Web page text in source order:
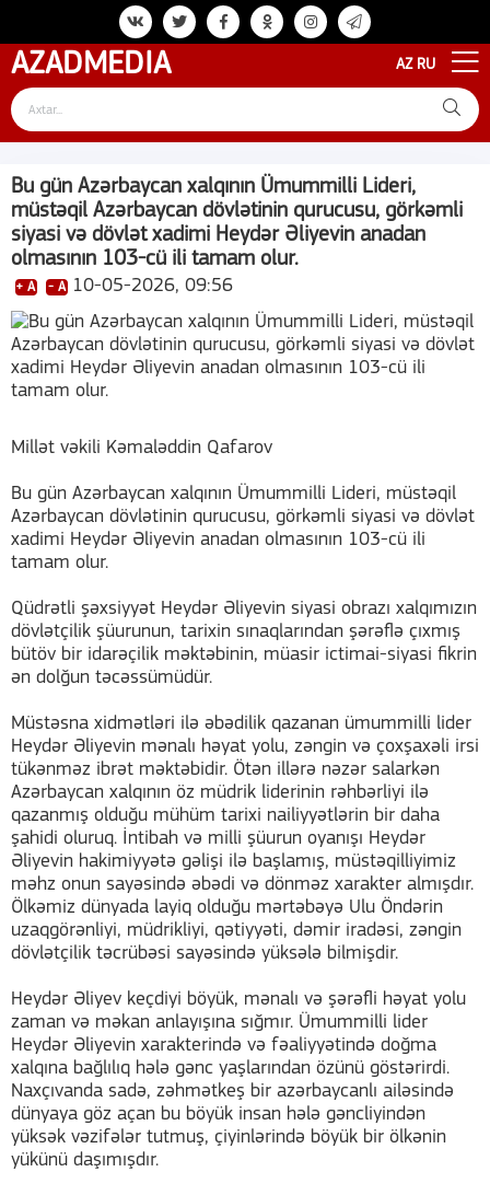
AZADMEDIA AZ RU
Bu gün Azərbaycan xalqının Ümummilli Lideri,
müstəqil Azərbaycan dövlətinin qurucusu, görkəmli
siyasi və dövlət xadimi Heydər Əliyevin anadan
olmasının 103-cü ili tamam olur.
+ A - A 10-05-2026, 09:56
Millət vəkili Kəmaləddin Qafarov
Bu gün Azərbaycan xalqının Ümummilli Lideri, müstəqil
Azərbaycan dövlətinin qurucusu, görkəmli siyasi və dövlət
xadimi Heydər Əliyevin anadan olmasının 103-cü ili
tamam olur.
Qüdrətli şəxsiyyət Heydər Əliyevin siyasi obrazı xalqımızın
dövlətçilik şüurunun, tarixin sınaqlarından şərəflə çıxmış
bütöv bir idarəçilik məktəbinin, müasir ictimai-siyasi fikrin
ən dolğun təcəssümüdür.
Müstəsna xidmətləri ilə əbədilik qazanan ümummilli lider
Heydər Əliyevin mənalı həyat yolu, zəngin və çoxşaxəli irsi
tükənməz ibrət məktəbidir. Ötən illərə nəzər salarkən
Azərbaycan xalqının öz müdrik liderinin rəhbərliyi ilə
qazanmış olduğu mühüm tarixi nailiyyətlərin bir daha
şahidi oluruq. İntibah və milli şüurun oyanışı Heydər
Əliyevin hakimiyyətə gəlişi ilə başlamış, müstəqilliyimiz
məhz onun sayəsində əbədi və dönməz xarakter almışdır.
Ölkəmiz dünyada layiq olduğu mərtəbəyə Ulu Öndərin
uzaqgörənliyi, müdrikliyi, qətiyyəti, dəmir iradəsi, zəngin
dövlətçilik təcrübəsi sayəsində yüksələ bilmişdir.
Heydər Əliyev keçdiyi böyük, mənalı və şərəfli həyat yolu
zaman və məkan anlayışına sığmır. Ümummilli lider
Heydər Əliyevin xarakterində və fəaliyyətində doğma
xalqına bağlılıq hələ gənc yaşlarından özünü göstərirdi.
Naxçıvanda sadə, zəhmətkeş bir azərbaycanlı ailəsində
dünyaya göz açan bu böyük insan hələ gəncliyindən
yüksək vəzifələr tutmuş, çiyinlərində böyük bir ölkənin
yükünü daşımışdır.